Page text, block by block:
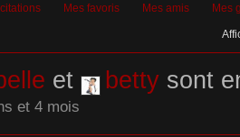
Mes favoris Mes amis Mes
et bettysont
et 4 mois